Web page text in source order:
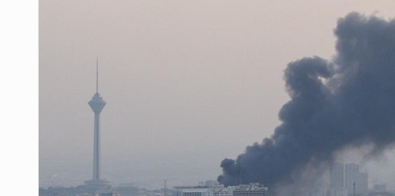
Um dos casos mais graves envolveu a
A cidade de Bunia, capital da província
O Senado dos Estados Unidos aprovou,
Legislação, renomeada em
A nova legislação estabelece um prazo